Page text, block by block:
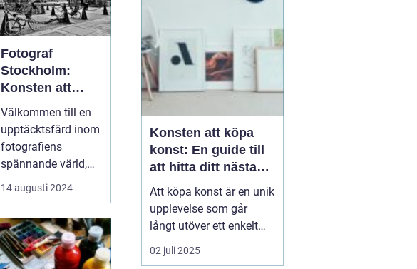
Fotograf
Stockholm:
Konsten att
fånga
ögonblicket
Välkommen till en
upptäcktsfärd inom
fotografiens
spännande värld,
14 augusti 2024
Konsten att köpa
konst: En guide till
att hitta ditt nästa
mästerverk
Att köpa konst är en unik
upplevelse som går
långt utöver ett enkelt
köpbeslut. Det handlar
om att sätta en personlig
02 juli 2025